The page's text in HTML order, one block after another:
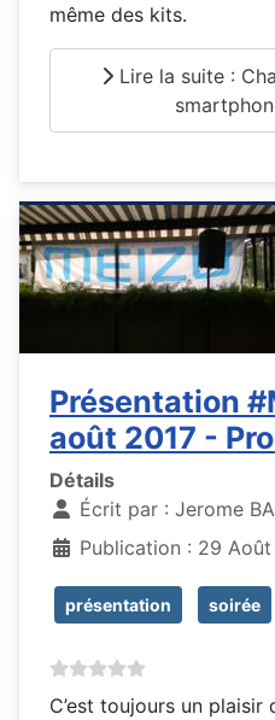
même des kits.
Lire la suite :
Présentation
août 2017 -
Détails
Écrit par : Jerome
Publication : 29 Août
présentation soirée
C’est toujours un plaisir